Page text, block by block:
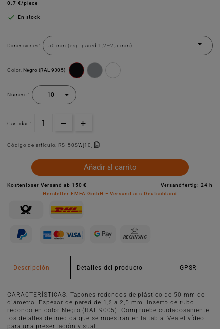
0.7 €/piece
 En stock
Dimensiones:
Color: Negro (RAL 9005)
Número :
Cantidad :
Código de artículo: RS_50SW[10]
Añadir al carrito
Kostenloser Versand ab 150 €
Versandfertig: 24 h
Hersteller EMFA GmbH – Versand aus Deutschland
Descripción Detalles del producto GPSR
CARACTERÍSTICAS: Tapones redondos de plástico de 50 mm de
diámetro. Espesor de pared de 1,2 a 2,5 mm. Inserto de tubo
redondo en color Negro (RAL 9005). Compruebe cuidadosamente
los detalles de medida que se muestran en la tabla. Vea el vídeo
para una presentación visual.